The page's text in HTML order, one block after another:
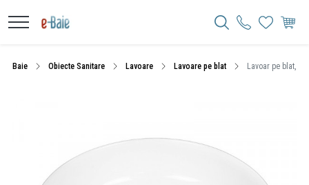
Baie Obiecte Sanitare Lavoare Lavoare pe blat Lavoar pe blat,